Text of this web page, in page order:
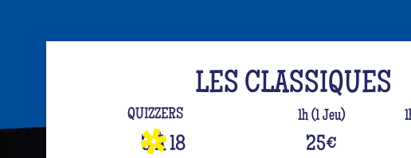
LES CLASSIQUES
QUIZZERS 1h (1 Jeu)
3 À 18 25€